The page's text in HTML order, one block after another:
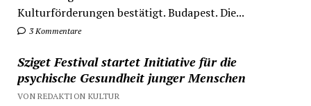
Kulturförderungen bestätigt. Budapest. Die...
3 Kommentare
Sziget Festival startet Initiative für die
psychische Gesundheit junger Menschen
VON REDAKTION KULTUR